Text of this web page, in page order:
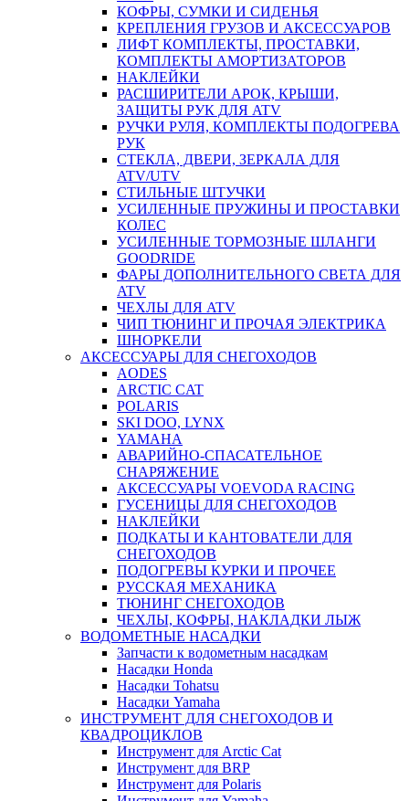
КОФРЫ, СУМКИ И СИДЕНЬЯ
КРЕПЛЕНИЯ ГРУЗОВ И АКСЕССУАРОВ
ЛИФТ КОМПЛЕКТЫ, ПРОСТАВКИ,
КОМПЛЕКТЫ АМОРТИЗАТОРОВ
НАКЛЕЙКИ
РАСШИРИТЕЛИ АРОК, КРЫШИ,
ЗАЩИТЫ РУК ДЛЯ ATV
РУЧКИ РУЛЯ, КОМПЛЕКТЫ ПОДОГРЕВА
РУК
СТЕКЛА, ДВЕРИ, ЗЕРКАЛА ДЛЯ
ATV/UTV
СТИЛЬНЫЕ ШТУЧКИ
УСИЛЕННЫЕ ПРУЖИНЫ И ПРОСТАВКИ
КОЛЕС
УСИЛЕННЫЕ ТОРМОЗНЫЕ ШЛАНГИ
GOODRIDE
ФАРЫ ДОПОЛНИТЕЛЬНОГО СВЕТА ДЛЯ
ATV
ЧЕХЛЫ ДЛЯ ATV
ЧИП ТЮНИНГ И ПРОЧАЯ ЭЛЕКТРИКА
ШНОРКЕЛИ
АКСЕССУАРЫ ДЛЯ СНЕГОХОДОВ
AODES
ARCTIC CAT
POLARIS
SKI DOO, LYNX
YAMAHA
АВАРИЙНО-СПАСАТЕЛЬНОЕ
СНАРЯЖЕНИЕ
АКСЕССУАРЫ VOEVODA RACING
ГУСЕНИЦЫ ДЛЯ СНЕГОХОДОВ
НАКЛЕЙКИ
ПОДКАТЫ И КАНТОВАТЕЛИ ДЛЯ
СНЕГОХОДОВ
ПОДОГРЕВЫ КУРКИ И ПРОЧЕЕ
РУССКАЯ МЕХАНИКА
ТЮНИНГ СНЕГОХОДОВ
ЧЕХЛЫ, КОФРЫ, НАКЛАДКИ ЛЫЖ
ВОДОМЕТНЫЕ НАСАДКИ
Запчасти к водометным насадкам
Насадки Honda
Насадки Tohatsu
Насадки Yamaha
ИНСТРУМЕНТ ДЛЯ СНЕГОХОДОВ И
КВАДРОЦИКЛОВ
Инструмент для Arctic Cat
Инструмент для BRP
Инструмент для Polaris